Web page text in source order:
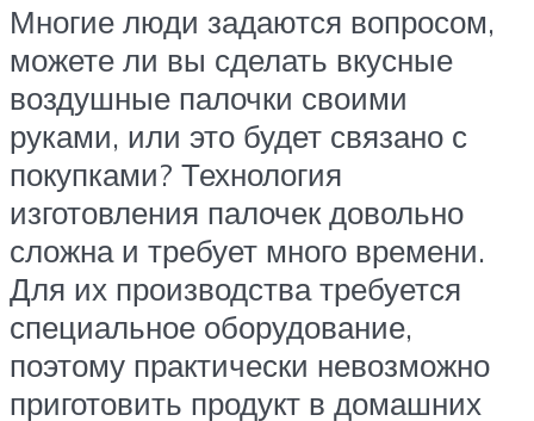
Многие люди задаются вопросом,
можете ли вы сделать вкусные
воздушные палочки своими
руками, или это будет связано с
покупками? Технология
изготовления палочек довольно
сложна и требует много времени.
Для их производства требуется
специальное оборудование,
поэтому практически невозможно
приготовить продукт в домашних